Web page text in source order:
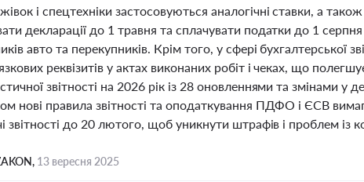
і спецтехніки застосовуються аналогічні ставки, а
декларації до 1 травня та сплачувати податки до 1
авто та перекупників. Крім того, у сфері бухгалтерської
реквізитів у актах виконаних робіт і чеках, що
звітності на 2026 рік із 28 оновленнями та змінами
нові правила звітності та оподаткування ПДФО і ЄСВ
звітності до 20 лютого, щоб уникнути штрафів і проблем
13 вересня 2025